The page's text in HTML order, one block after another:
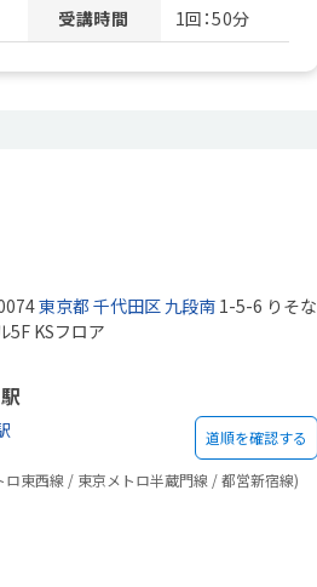
受講時間 1回：50分
東京都 千代田区 九段南 1-5-6 りそな
5F KSフロア
道順を確認する
ロ東西線 / 東京メトロ半蔵門線 / 都営新宿線)